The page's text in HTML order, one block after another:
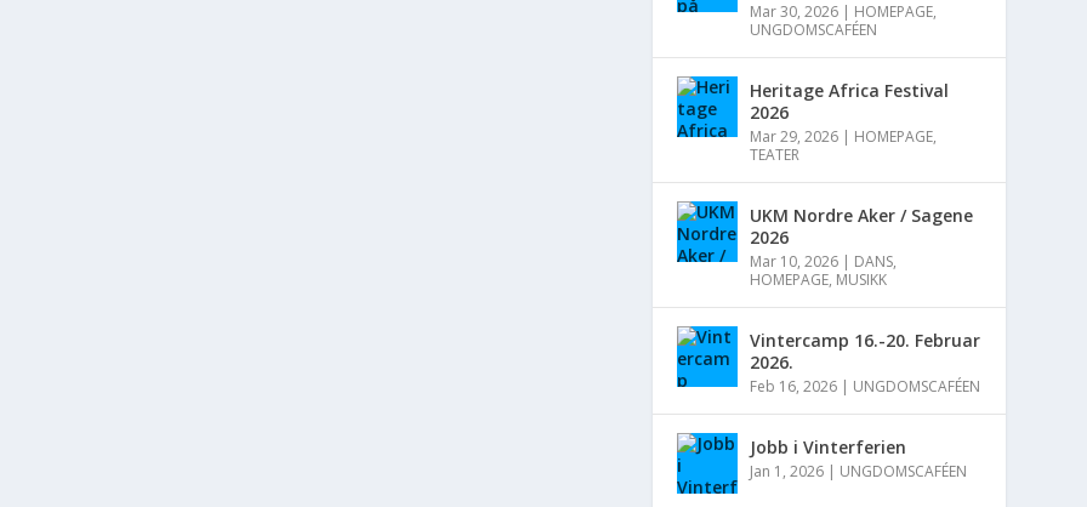
Mar 30, 2026 | HOMEPAGE,
UNGDOMSCAFÉEN
Heritage Africa Festival
2026
Mar 29, 2026 | HOMEPAGE,
TEATER
UKM Nordre Aker / Sagene
2026
Mar 10, 2026 | DANS,
HOMEPAGE, MUSIKK
Vintercamp 16.-20. Februar
2026.
Feb 16, 2026 | UNGDOMSCAFÉEN
Jobb i Vinterferien
Jan 1, 2026 | UNGDOMSCAFÉEN